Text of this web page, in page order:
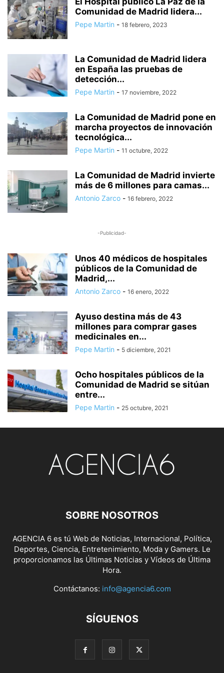
AGENDA ALICANTE FUTURA AGENDA ELECTRÓNICA AGENDA ESPAÑA
AGENDA VACACIONAL AGENTES ESPECIALIZADOS
AGRESIÓN A PAREJA HOMOSEXUAL AGRESIÓN SEXUAL
AGRICULTURA
AGRUPACIÓN DE TRÁFICO DE LA GUARDIA CIVIL
AGUA A PRECIOS IMPOSIBLES AGUA DESLADA AGUA EN LA LUNA
AGUAS MANANTIALES AGUAS RESIDUALES
AHORRO DEL AGUA AHORRO ENERGÉTICO ALARMA SOCIAL
Comunidad de Madrid lidera...
Pepe Martin - 18 febrero, 2023
La Comunidad de Madrid lidera
en España las pruebas de
detección...
Pepe Martin - 17 noviembre, 2022
La Comunidad de Madrid pone en
marcha proyectos de innovación
tecnológica...
Pepe Martin - 11 octubre, 2022
La Comunidad de Madrid invierte
más de 6 millones para camas...
Antonio Zarco - 16 febrero, 2022
-Publicidad-
Unos 40 médicos de hospitales
públicos de la Comunidad de
Madrid,...
Antonio Zarco - 16 enero, 2022
Ayuso destina más de 43
millones para comprar gases
medicinales en...
Pepe Martin - 5 diciembre, 2021
Ocho hospitales públicos de la
Comunidad de Madrid se sitúan
entre...
Pepe Martin - 25 octubre, 2021
SOBRE NOSOTROS
AGENCIA 6 es tú Web de Noticias, Internacional, Política,
Deportes, Ciencia, Entretenimiento, Moda y Gamers. Le
proporcionamos las Últimas Noticias y Vídeos de Última
Hora.
Contáctanos: info@agencia6.com
SÍGUENOS